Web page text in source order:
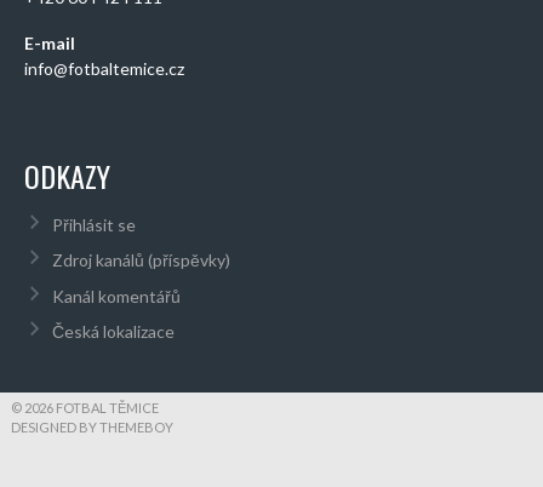
E-mail
info@fotbaltemice.cz
ODKAZY
Přihlásit se
Zdroj kanálů (příspěvky)
Kanál komentářů
Česká lokalizace
© 2026 FOTBAL TĚMICE
DESIGNED BY THEMEBOY